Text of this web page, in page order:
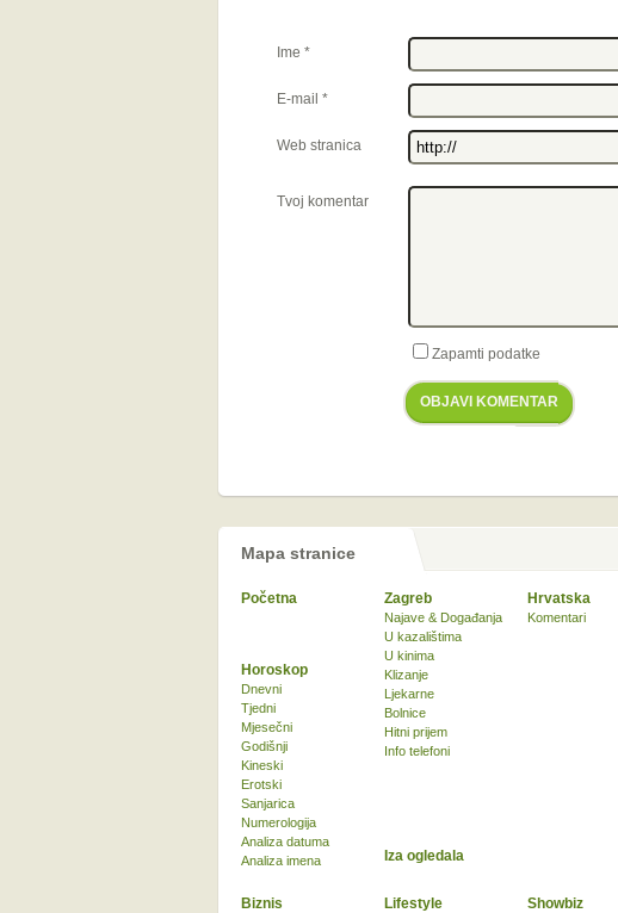
Ime *
E-mail *
Web stranica
Tvoj komentar
Zapamti podatke
OBJAVI KOMENTAR
Mapa stranice
Početna Zagreb
Najave & Događanja
U kazalištima
U kinima
Klizanje
Ljekarne
Bolnice
Hitni prijem
Info telefoni
Hrvatska
Komentari
Biznis Lifestyle Showbiz
Horoskop
Dnevni
Tjedni
Mjesečni
Godišnji
Kineski
Erotski
Sanjarica
Numerologija
Analiza datuma
Analiza imena
Iza ogledala